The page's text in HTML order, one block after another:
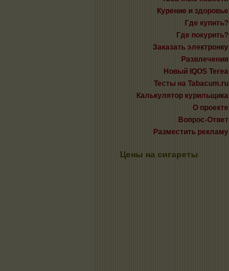
Курение и здоровье
Где купить?
Где покурить?
Заказать электронку
Развлечения
Новый IQOS Terea
Тесты на Tabacum.ru
Калькулятор курильщика
О проекте
Вопрос-Ответ
Разместить рекламу
Цены на сигареты